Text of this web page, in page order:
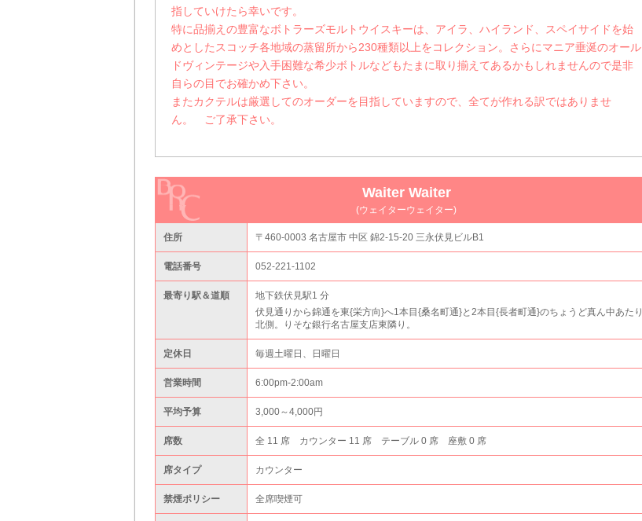
指していけたら幸いです。
特に品揃えの豊富なボトラーズモルトウイスキーは、アイラ、ハイランド、スペイサイドを始
めとしたスコッチ各地域の蒸留所から230種類以上をコレクション。さらにマニア垂涎のオール
ドヴィンテージや入手困難な希少ボトルなどもたまに取り揃えてあるかもしれませんので是非
自らの目でお確かめ下さい。
またカクテルは厳選してのオーダーを目指していますので、全てが作れる訳ではありませ
ん。 ご了承下さい。
Waiter Waiter
(ウェイターウェイター)
住所 〒460-0003 名古屋市 中区 錦2-15-20 三永伏見ビルB1
電話番号 052-221-1102
最寄り駅＆道順
地下鉄伏見駅1 分
伏見通りから錦通を東{栄方向}へ1本目{桑名町通}と2本目{長者町通}のちょうど真ん中あたり
北側。りそな銀行名古屋支店東隣り。
定休日 毎週土曜日、日曜日
営業時間 6:00pm-2:00am
平均予算 3,000～4,000円
席数 全 11 席 カウンター 11 席 テーブル 0 席 座敷 0 席
席タイプ カウンター
禁煙ポリシー 全席喫煙可